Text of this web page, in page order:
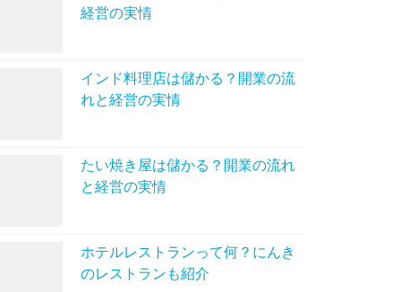
経営の実情
インド料理店は儲かる？開業の流
れと経営の実情
たい焼き屋は儲かる？開業の流れ
と経営の実情
ホテルレストランって何？にんき
のレストランも紹介